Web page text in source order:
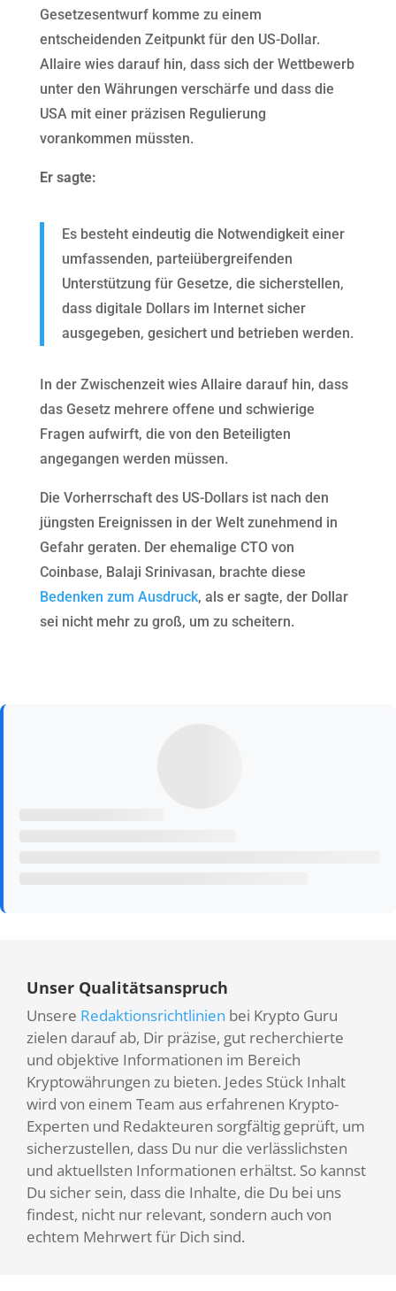
Gesetzesentwurf komme zu einem
entscheidenden Zeitpunkt für den US-Dollar.
Allaire wies darauf hin, dass sich der Wettbewerb
unter den Währungen verschärfe und dass die
USA mit einer präzisen Regulierung
vorankommen müssten.
Er sagte:
Es besteht eindeutig die Notwendigkeit einer
umfassenden, parteiübergreifenden
Unterstützung für Gesetze, die sicherstellen,
dass digitale Dollars im Internet sicher
ausgegeben, gesichert und betrieben werden.
In der Zwischenzeit wies Allaire darauf hin, dass
das Gesetz mehrere offene und schwierige
Fragen aufwirft, die von den Beteiligten
angegangen werden müssen.
Die Vorherrschaft des US-Dollars ist nach den
jüngsten Ereignissen in der Welt zunehmend in
Gefahr geraten. Der ehemalige CTO von
Coinbase, Balaji Srinivasan, brachte diese
Bedenken zum Ausdruck, als er sagte, der Dollar
sei nicht mehr zu groß, um zu scheitern.
Unser Qualitätsanspruch
Unsere Redaktionsrichtlinien bei Krypto Guru
zielen darauf ab, Dir präzise, gut recherchierte
und objektive Informationen im Bereich
Kryptowährungen zu bieten. Jedes Stück Inhalt
wird von einem Team aus erfahrenen Krypto-
Experten und Redakteuren sorgfältig geprüft, um
sicherzustellen, dass Du nur die verlässlichsten
und aktuellsten Informationen erhältst. So kannst
Du sicher sein, dass die Inhalte, die Du bei uns
findest, nicht nur relevant, sondern auch von
echtem Mehrwert für Dich sind.